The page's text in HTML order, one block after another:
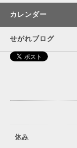
カレンダー
せがれブログ
休み